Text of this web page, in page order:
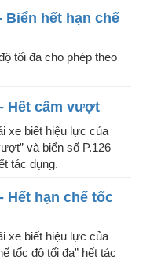
Biển hết hạn chế
tối đa cho phép theo
Hết cấm vượt
xe biết hiệu lực của
và biển số P.126
tác dụng.
Hết hạn chế tốc
xe biết hiệu lực của
tốc độ tối đa” hết tác